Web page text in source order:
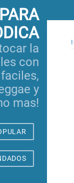
la
con
y
mas!